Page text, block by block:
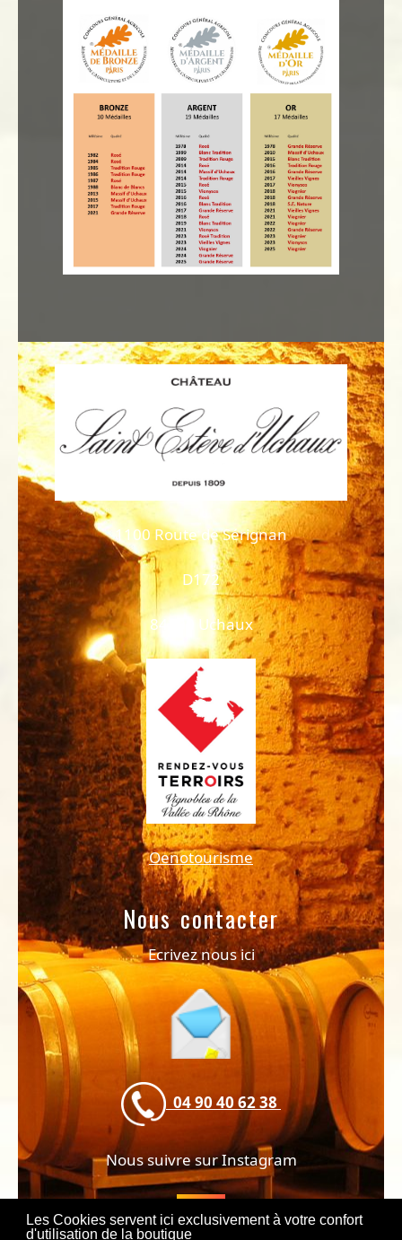
Les Cookies servent ici exclusivement à votre confort
d'utilisation de la boutique
1100 Route de Sérignan
D172
84100 Uchaux
Oenotourisme
Nous contacter
Ecrivez nous ici
04 90 40 62 38
Nous suivre sur Instagram